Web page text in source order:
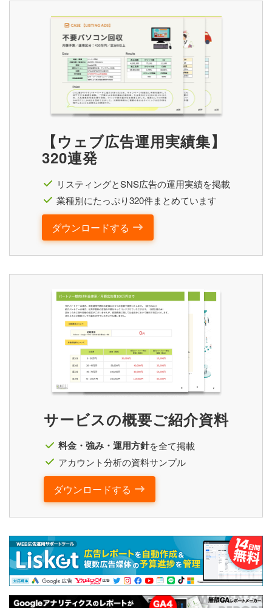
【ウェブ広告運用実績集】
320連発
リスティングとSNS広告の運用実績を掲載
業種別にたっぷり320件まとめています
ダウンロードする
サービスの概要ご紹介資料
料金・強み・運用方針を全て掲載
アカウント分析の資料サンプル
ダウンロードする